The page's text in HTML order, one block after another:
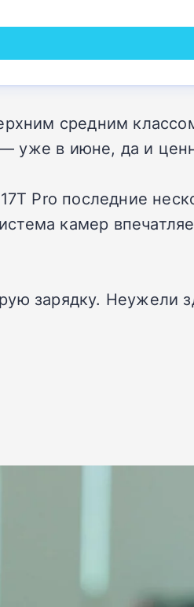
средним
уже в июне, да и
Pro последние
камер
зарядку. Неужели